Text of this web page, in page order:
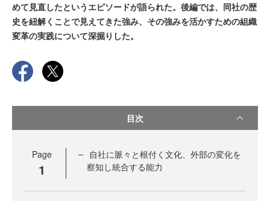
めて見直したというエピソードが語られた。後編では、同社の歴
史を紐解くことで見えてきた強み、その強みを活かすための組織
変革の実践について深掘りした。
目次
Page
1
自社に脈々と根付く文化、外部の変化を
察知し統合する能力